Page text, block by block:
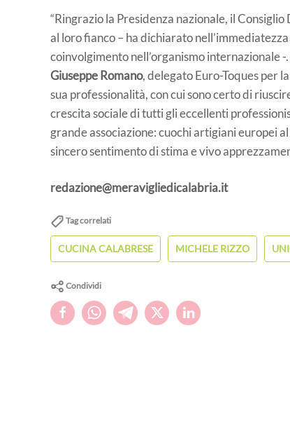
“Ringrazio la Presidenza nazionale, il
al loro fianco – ha dichiarato
coinvolgimento nell’organismo internazionale
Giuseppe Romano, delegato Euro-Toques per
sua professionalità, con cui sono certo di
crescita sociale di tutti gli eccellenti
grande associazione: cuochi artigiani europei
sincero sentimento di stima e vivo
redazione@meravigliedicalabria.it
Tag correlati
CUCINA CALABRESE MICHELE RIZZO
Condividi